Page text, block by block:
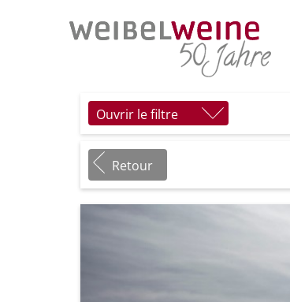
Ouvrir le filtre
Retour